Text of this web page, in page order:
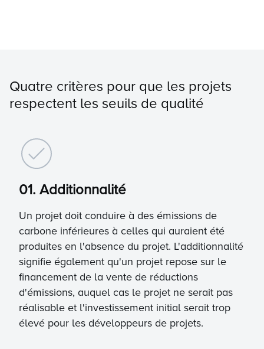
Quatre critères pour que les projets
respectent les seuils de qualité
01. Additionnalité
Un projet doit conduire à des émissions de
carbone inférieures à celles qui auraient été
produites en l'absence du projet. L'additionnalité
signifie également qu'un projet repose sur le
financement de la vente de réductions
d'émissions, auquel cas le projet ne serait pas
réalisable et l'investissement initial serait trop
élevé pour les développeurs de projets.